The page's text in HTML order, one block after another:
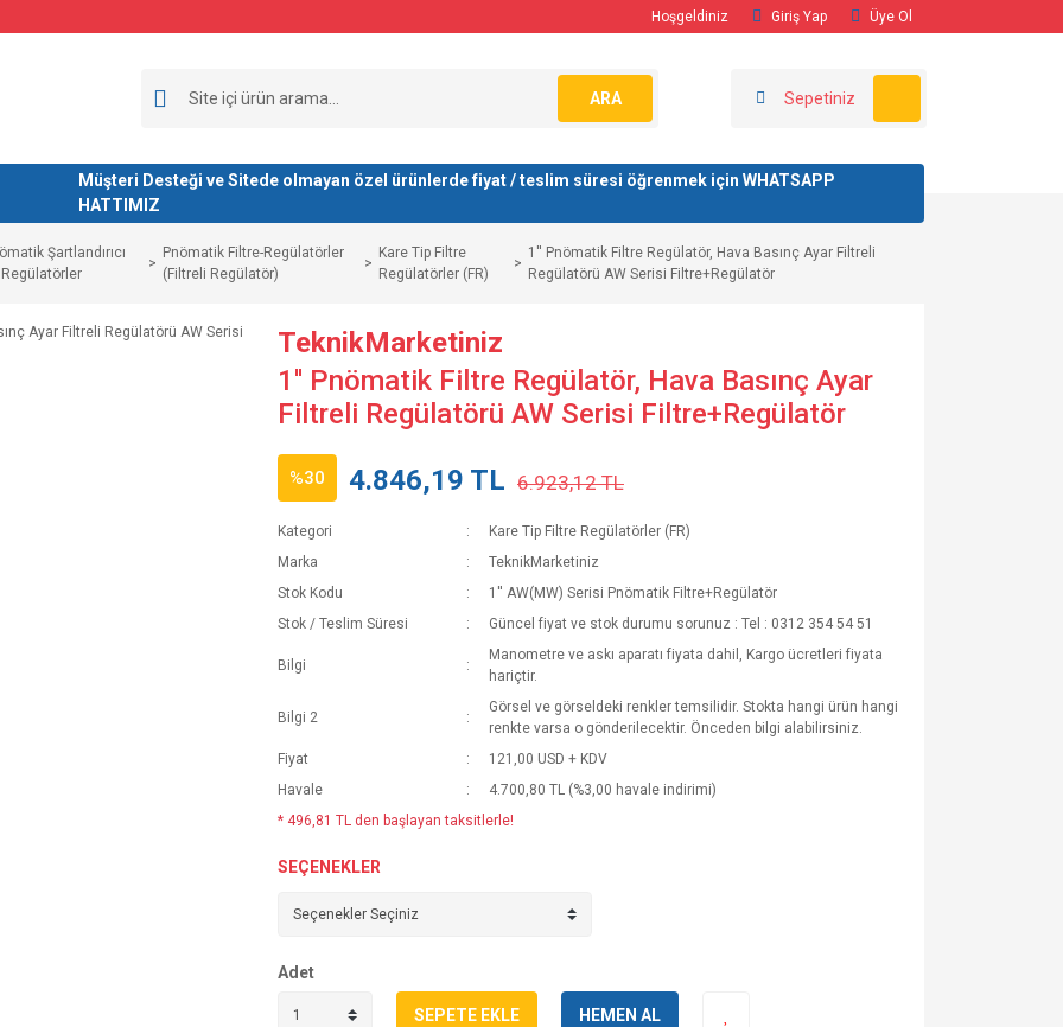
Hoşgeldiniz Giriş Yap Üye Ol
ARA Sepetiniz
Müşteri Desteği ve Sitede olmayan özel ürünlerde fiyat / teslim süresi öğrenmek için WHATSAPP
HATTIMIZ
Şartlandırıcı
Pnömatik Filtre-Regülatörler
(Filtreli Regülatör)
Kare Tip Filtre
Regülatörler (FR)
1'' Pnömatik Filtre Regülatör, Hava Basınç Ayar Filtreli
Regülatörü AW Serisi Filtre+Regülatör
TeknikMarketiniz
1'' Pnömatik Filtre Regülatör, Hava Basınç Ayar
Filtreli Regülatörü AW Serisi Filtre+Regülatör
%30 4.846,19 TL 6.923,12 TL
Kategori
Kare Tip Filtre Regülatörler (FR)
Marka
TeknikMarketiniz
Stok Kodu
1'' AW(MW) Serisi Pnömatik Filtre+Regülatör
Stok / Teslim Süresi
Güncel fiyat ve stok durumu sorunuz : Tel : 0312 354 54 51
Bilgi
Manometre ve askı aparatı fiyata dahil, Kargo ücretleri fiyata
hariçtir.
Bilgi 2
Görsel ve görseldeki renkler temsilidir. Stokta hangi ürün hangi
renkte varsa o gönderilecektir. Önceden bilgi alabilirsiniz.
Fiyat
121,00 USD + KDV
Havale
4.700,80 TL (%3,00 havale indirimi)
* 496,81 TL den başlayan taksitlerle!
SEÇENEKLER
Adet
SEPETE EKLE HEMEN AL